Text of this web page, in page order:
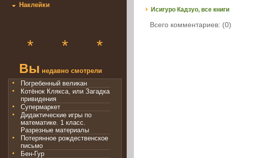
Наклейки
* * *
Вы недавно смотрели
Погребенный великан
Котёнок Клякса, или Загадка
привидения
Супермаркет
Дидактические игры по
математике. 1 класс.
Разрезные материалы
Потерянное рождественское
письмо
Бен-Гур
Исигуро Кадзуо, все книги
Всего комментариев: (0)